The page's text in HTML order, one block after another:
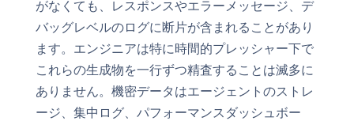
がなくても、レスポンスやエラーメッセージ、デ
バッグレベルのログに断片が含まれることがあり
ます。エンジニアは特に時間的プレッシャー下で
これらの生成物を一行ずつ精査することは滅多に
ありません。機密データはエージェントのストレ
ージ、集中ログ、パフォーマンスダッシュボー